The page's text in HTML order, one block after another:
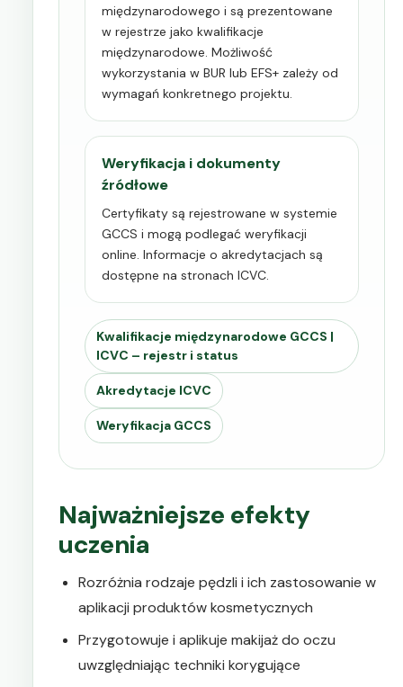
międzynarodowego i są prezentowane
w rejestrze jako kwalifikacje
międzynarodowe. Możliwość
wykorzystania w BUR lub EFS+ zależy od
wymagań konkretnego projektu.
Weryfikacja i dokumenty
źródłowe
Certyfikaty są rejestrowane w systemie
GCCS i mogą podlegać weryfikacji
online. Informacje o akredytacjach są
dostępne na stronach ICVC.
Kwalifikacje międzynarodowe GCCS |
ICVC – rejestr i status
Akredytacje ICVC
Weryfikacja GCCS
Najważniejsze efekty
uczenia
Rozróżnia rodzaje pędzli i ich zastosowanie w
aplikacji produktów kosmetycznych
Przygotowuje i aplikuje makijaż do oczu
uwzględniając techniki korygujące